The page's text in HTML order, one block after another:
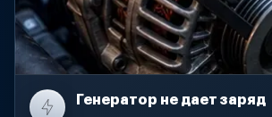
Генератор не дает заряд